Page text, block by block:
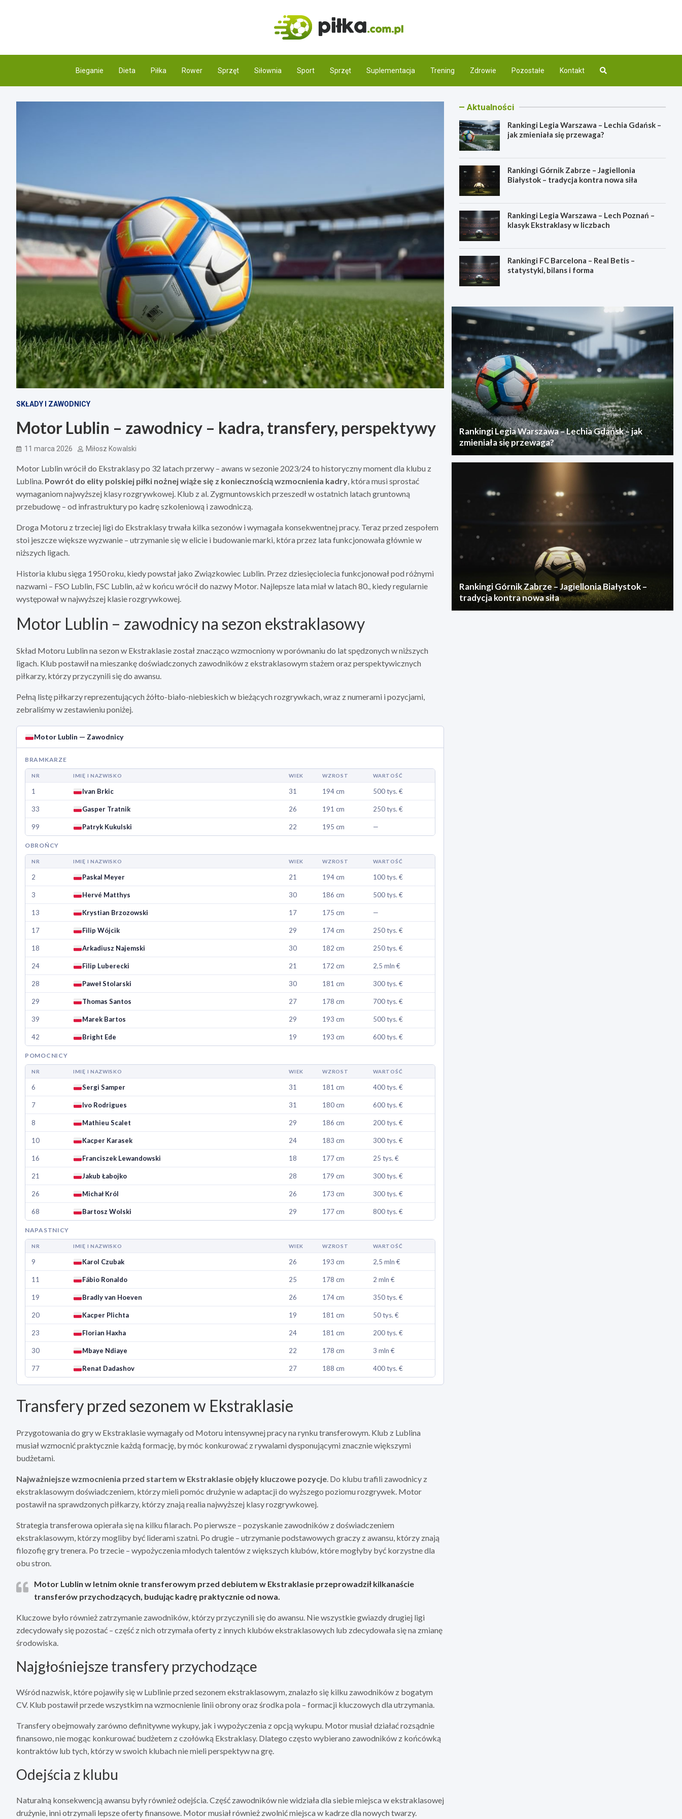
Bieganie Dieta Piłka Rower Sprzęt Siłownia Sport Sprzęt Suplementacja Trening Zdrowie Pozostałe Kontakt
SKŁADY I ZAWODNICY
Motor Lublin – zawodnicy – kadra, transfery, perspektywy
11 marca 2026 Miłosz Kowalski
Motor Lublin wrócił do Ekstraklasy po 32 latach przerwy – awans w sezonie 2023/24 to historyczny moment dla klubu z
Lublina. Powrót do elity polskiej piłki nożnej wiąże się z koniecznością wzmocnienia kadry, która musi sprostać
wymaganiom najwyższej klasy rozgrywkowej. Klub z al. Zygmuntowskich przeszedł w ostatnich latach gruntowną
przebudowę – od infrastruktury po kadrę szkoleniową i zawodniczą.
Droga Motoru z trzeciej ligi do Ekstraklasy trwała kilka sezonów i wymagała konsekwentnej pracy. Teraz przed zespołem
stoi jeszcze większe wyzwanie – utrzymanie się w elicie i budowanie marki, która przez lata funkcjonowała głównie w
niższych ligach.
Historia klubu sięga 1950 roku, kiedy powstał jako Związkowiec Lublin. Przez dziesięciolecia funkcjonował pod różnymi
nazwami – FSO Lublin, FSC Lublin, aż w końcu wrócił do nazwy Motor. Najlepsze lata miał w latach 80., kiedy regularnie
występował w najwyższej klasie rozgrywkowej.
Motor Lublin – zawodnicy na sezon ekstraklasowy
Skład Motoru Lublin na sezon w Ekstraklasie został znacząco wzmocniony w porównaniu do lat spędzonych w niższych
ligach. Klub postawił na mieszankę doświadczonych zawodników z ekstraklasowym stażem oraz perspektywicznych
piłkarzy, którzy przyczynili się do awansu.
Pełną listę piłkarzy reprezentujących żółto-biało-niebieskich w bieżących rozgrywkach, wraz z numerami i pozycjami,
zebraliśmy w zestawieniu poniżej.
Motor Lublin — Zawodnicy
BRAMKARZE
NR IMIĘ I NAZWISKO WIEK WZROST WARTOŚĆ
1 Ivan Brkic 31 194 cm 500 tys. €
33 Gasper Tratnik 26 191 cm 250 tys. €
99 Patryk Kukulski 22 195 cm —
OBROŃCY
NR IMIĘ I NAZWISKO WIEK WZROST WARTOŚĆ
2 Paskal Meyer 21 194 cm 100 tys. €
3 Hervé Matthys 30 186 cm 500 tys. €
13 Krystian Brzozowski 17 175 cm —
17 Filip Wójcik 29 174 cm 250 tys. €
18 Arkadiusz Najemski 30 182 cm 250 tys. €
24 Filip Luberecki 21 172 cm 2,5 mln €
28 Paweł Stolarski 30 181 cm 300 tys. €
29 Thomas Santos 27 178 cm 700 tys. €
39 Marek Bartos 29 193 cm 500 tys. €
42 Bright Ede 19 193 cm 600 tys. €
POMOCNICY
NR IMIĘ I NAZWISKO WIEK WZROST WARTOŚĆ
6 Sergi Samper 31 181 cm 400 tys. €
7 Ivo Rodrigues 31 180 cm 600 tys. €
8 Mathieu Scalet 29 186 cm 200 tys. €
10 Kacper Karasek 24 183 cm 300 tys. €
16 Franciszek Lewandowski 18 177 cm 25 tys. €
21 Jakub Łabojko 28 179 cm 300 tys. €
26 Michał Król 26 173 cm 300 tys. €
68 Bartosz Wolski 29 177 cm 800 tys. €
NAPASTNICY
NR IMIĘ I NAZWISKO WIEK WZROST WARTOŚĆ
9 Karol Czubak 26 193 cm 2,5 mln €
11 Fábio Ronaldo 25 178 cm 2 mln €
19 Bradly van Hoeven 26 174 cm 350 tys. €
20 Kacper Plichta 19 181 cm 50 tys. €
23 Florian Haxha 24 181 cm 200 tys. €
30 Mbaye Ndiaye 22 178 cm 3 mln €
77 Renat Dadashov 27 188 cm 400 tys. €
Transfery przed sezonem w Ekstraklasie
Przygotowania do gry w Ekstraklasie wymagały od Motoru intensywnej pracy na rynku transferowym. Klub z Lublina
musiał wzmocnić praktycznie każdą formację, by móc konkurować z rywalami dysponującymi znacznie większymi
budżetami.
Najważniejsze wzmocnienia przed startem w Ekstraklasie objęły kluczowe pozycje. Do klubu trafili zawodnicy z
ekstraklasowym doświadczeniem, którzy mieli pomóc drużynie w adaptacji do wyższego poziomu rozgrywek. Motor
postawił na sprawdzonych piłkarzy, którzy znają realia najwyższej klasy rozgrywkowej.
Strategia transferowa opierała się na kilku filarach. Po pierwsze – pozyskanie zawodników z doświadczeniem
ekstraklasowym, którzy mogliby być liderami szatni. Po drugie – utrzymanie podstawowych graczy z awansu, którzy znają
filozofię gry trenera. Po trzecie – wypożyczenia młodych talentów z większych klubów, które mogłyby być korzystne dla
obu stron.
Motor Lublin w letnim oknie transferowym przed debiutem w Ekstraklasie przeprowadził kilkanaście
transferów przychodzących, budując kadrę praktycznie od nowa.
Kluczowe było również zatrzymanie zawodników, którzy przyczynili się do awansu. Nie wszystkie gwiazdy drugiej ligi
zdecydowały się pozostać – część z nich otrzymała oferty z innych klubów ekstraklasowych lub zdecydowała się na zmianę
środowiska.
Najgłośniejsze transfery przychodzące
Wśród nazwisk, które pojawiły się w Lublinie przed sezonem ekstraklasowym, znalazło się kilku zawodników z bogatym
CV. Klub postawił przede wszystkim na wzmocnienie linii obrony oraz środka pola – formacji kluczowych dla utrzymania.
Transfery obejmowały zarówno definitywne wykupy, jak i wypożyczenia z opcją wykupu. Motor musiał działać rozsądnie
finansowo, nie mogąc konkurować budżetem z czołówką Ekstraklasy. Dlatego często wybierano zawodników z końcówką
kontraktów lub tych, którzy w swoich klubach nie mieli perspektyw na grę.
Odejścia z klubu
Naturalną konsekwencją awansu były również odejścia. Część zawodników nie widziała dla siebie miejsca w ekstraklasowej
drużynie, inni otrzymali lepsze oferty finansowe. Motor musiał również zwolnić miejsca w kadrze dla nowych twarzy.
Aktualności
Rankingi Legia Warszawa – Lechia Gdańsk –
jak zmieniała się przewaga?
Rankingi Górnik Zabrze – Jagiellonia
Białystok – tradycja kontra nowa siła
Rankingi Legia Warszawa – Lech Poznań –
klasyk Ekstraklasy w liczbach
Rankingi FC Barcelona – Real Betis –
statystyki, bilans i forma
Rankingi Legia Warszawa – Lechia Gdańsk – jak
zmieniała się przewaga?
Rankingi Górnik Zabrze – Jagiellonia Białystok –
tradycja kontra nowa siła